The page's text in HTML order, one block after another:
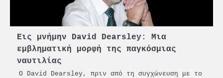
Εις μνήμην David Dearsley: Μια
εμβληματική μορφή της παγκόσμιας
ναυτιλίας
Ο David Dearsley, πριν από τη συγχώνευση με το